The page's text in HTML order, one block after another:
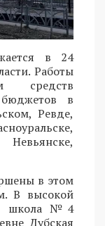
в 24
Работы
средств
в
Ревде,
в этом
В высокой
школа №4
Дубская